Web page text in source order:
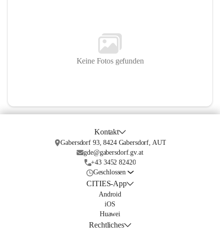
Keine Fotos gefunden
Kontakt
Gabersdorf 93, 8424 Gabersdorf, AUT
gde@gabersdorf.gv.at
+43 3452 82420
Geschlossen
CITIES-App
Android
iOS
Huawei
Rechtliches